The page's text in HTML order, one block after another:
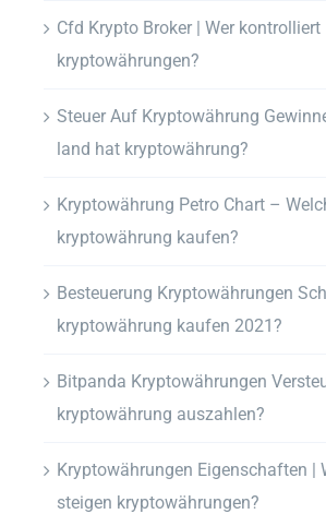
Cfd Krypto Broker | Wer kontrolliert
kryptowährungen?
Steuer Auf Kryptowährung
land hat kryptowährung?
Kryptowährung Petro Chart –
kryptowährung kaufen?
Besteuerung Kryptowährungen
kryptowährung kaufen 2021?
Bitpanda Kryptowährungen
kryptowährung auszahlen?
Kryptowährungen Eigenschaften |
steigen kryptowährungen?